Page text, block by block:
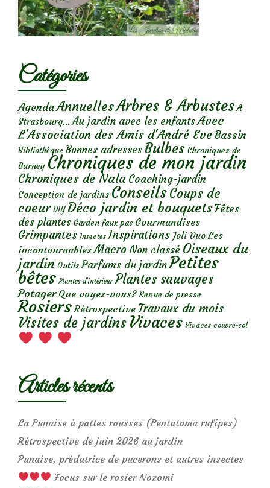
Catégories
AgendaAnnuellesArbres & Arbustes A
Strasbourg... Au jardin avec les enfantsAvec
L'Association des Amis d'André Eve Bassin
Bibliothèque Bonnes adresses Bulbes Chroniques de
Barney Chroniques de mon jardin
Chroniques de Nala Coaching-jardin
Conception de jardins ConseilsCoups de
coeur DIY Déco jardin et bouquetsFêtes
des plantes Garden faux pas Gourmandises
Grimpantes Insectes Inspirations Joli Duo Les
incontournables Macro Non classé Oiseaux du
jardin Outils Parfums du jardinPetites
bêtes Plantes d’intérieur Plantes sauvages
Potager Que voyez-vous? Revue de presse
Rosiers Rétrospective Travaux du mois
Visites de jardins Vivaces Vivaces couvre-sol
Articles récents
La Punaise à pattes rousses (Pentatoma rufipes)
Rétrospective de juin 2026 au jardin
Punaise, prédatrice de pucerons et autres insectes
Focus sur le rosier Nozomi